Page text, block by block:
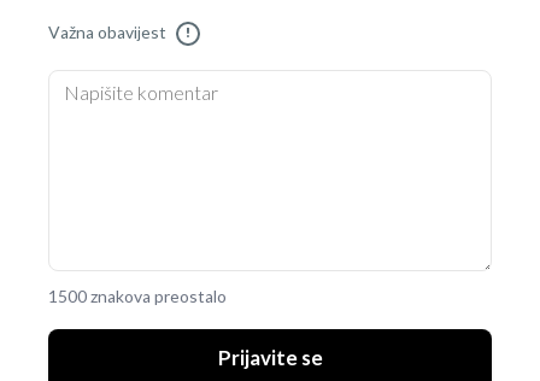
Važna obavijest !
1500 znakova preostalo
Prijavite se